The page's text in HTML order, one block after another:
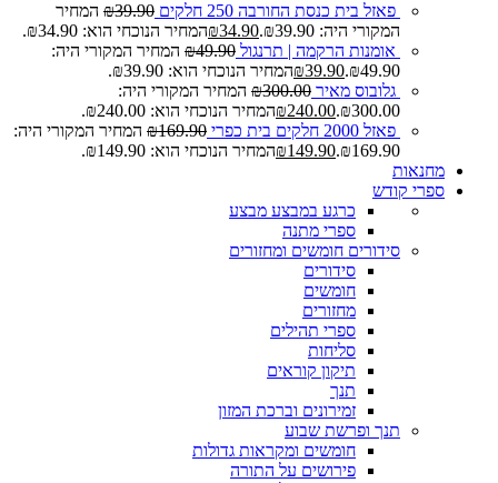
פאזל בית כנסת החורבה 250 חלקים ₪39.90
המחיר
המקורי היה: ₪39.90.
₪34.90
המחיר הנוכחי הוא: ₪34.90.
אומנות הרקמה | תרנגול
₪49.90
המחיר המקורי היה:
₪49.90.
₪39.90
המחיר הנוכחי הוא: ₪39.90.
גלובוס מאיר
₪300.00
המחיר המקורי היה:
₪300.00.
₪240.00
המחיר הנוכחי הוא: ₪240.00.
פאזל 2000 חלקים בית כפרי
₪169.90
המחיר המקורי היה:
₪169.90.
₪149.90
המחיר הנוכחי הוא: ₪149.90.
מחנאות
ספרי קודש
כרגע במבצע מבצע
ספרי מתנה
סידורים חומשים ומחזורים
סידורים
חומשים
מחזורים
ספרי תהילים
סליחות
תיקון קוראים
תנך
זמירונים וברכת המזון
תנך ופרשת שבוע
חומשים ומקראות גדולות
פירושים על התורה